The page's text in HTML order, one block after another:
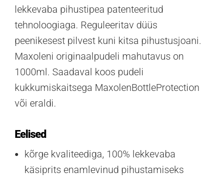
lekkevaba pihustipea patenteeritud
tehnoloogiaga. Reguleeritav düüs
peenikesest pilvest kuni kitsa pihustusjoani.
Maxoleni originaalpudeli mahutavus on
1000ml. Saadaval koos pudeli
kukkumiskaitsega MaxolenBottleProtection
või eraldi.
Eelised
kõrge kvaliteediga, 100% lekkevaba
käsiprits enamlevinud pihustamiseks